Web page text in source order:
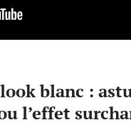
blanc :
l’effet